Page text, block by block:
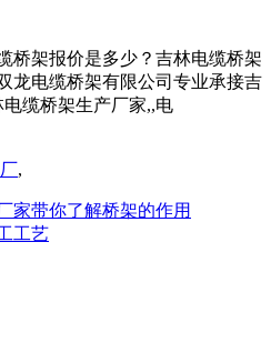
桥架报价是多少？吉林电缆桥架
龙电缆桥架有限公司专业承接吉
缆桥架生产厂家,,电
,
家带你了解桥架的作用
工艺